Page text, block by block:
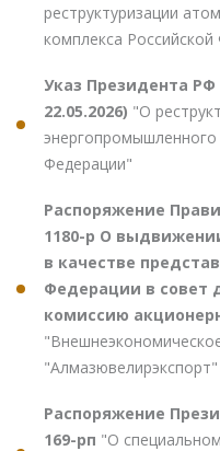
реструктуризации
комплекса
Указ Президента РФ
22.05.2026) "О
энергопромышленного
Федерации"
Распоряжение
1180-р О
в качестве
Федерации в совет
комиссию
Распоряжение
169-рп "О